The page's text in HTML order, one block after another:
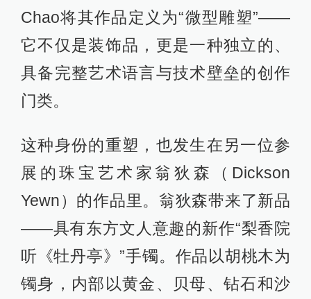
Chao将其作品定义为“微型雕塑”——
它不仅是装饰品，更是一种独立的、
具备完整艺术语言与技术壁垒的创作
门类。
这种身份的重塑，也发生在另一位参
展的珠宝艺术家翁狄森（Dickson
Yewn）的作品里。翁狄森带来了新品
——具有东方文人意趣的新作“梨香院
听《牡丹亭》”手镯。作品以胡桃木为
镯身，内部以黄金、贝母、钻石和沙